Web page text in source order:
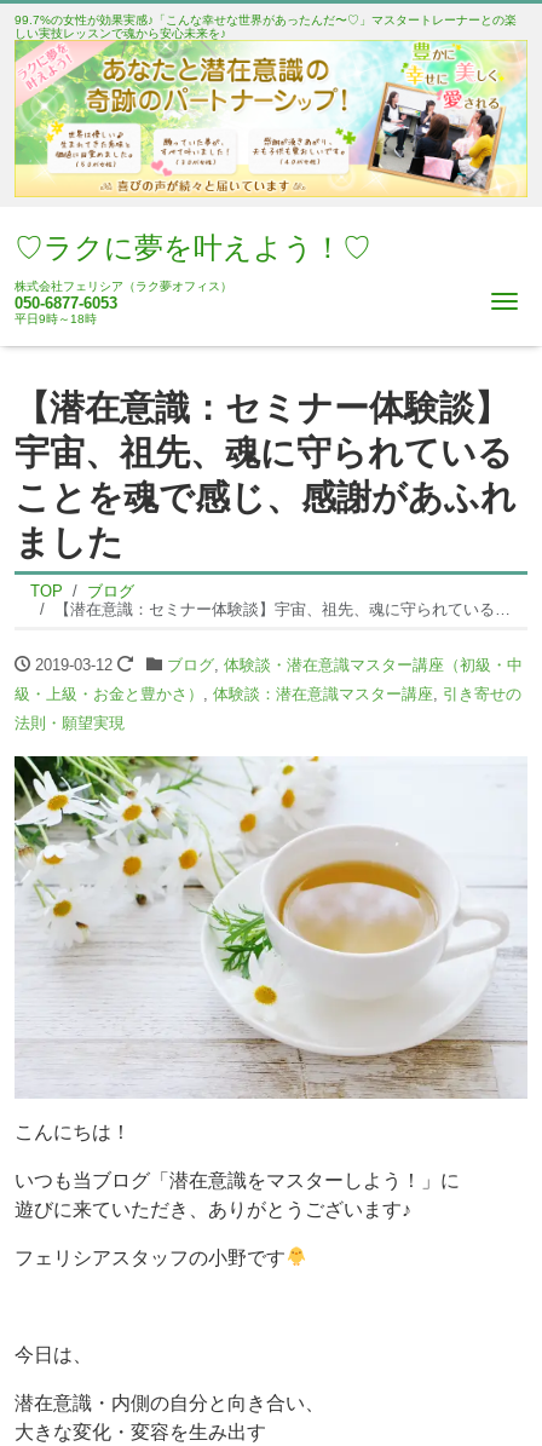
99.7%の女性が効果実感♪「こんな幸せな世界があったんだ〜♡」マスタートレーナーとの楽
しい実技レッスンで魂から安心未来を♪
♡ラクに夢を叶えよう！♡
株式会社フェリシア（ラク夢オフィス）
050-6877-6053
平日9時～18時
【潜在意識：セミナー体験談】
宇宙、祖先、魂に守られている
ことを魂で感じ、感謝があふれ
ました
TOP
ブログ
【潜在意識：セミナー体験談】宇宙、祖先、魂に守られていることを魂で感じ、感謝があふれました
2019-03-12 ブログ, 体験談・潜在意識マスター講座（初級・中
級・上級・お金と豊かさ）
体験談：潜在意識マスター講座 引き寄せの
法則・願望実現
こんにちは！
いつも当ブログ「潜在意識をマスターしよう！」に
遊びに来ていただき、ありがとうございます♪
フェリシアスタッフの小野です
今日は、
潜在意識・内側の自分と向き合い、
大きな変化・変容を生み出す